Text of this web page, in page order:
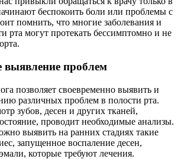
беспокоить боли или проблемы с
помнить, что многие заболевания и
рта могут протекать бессимптомно и не
выявление проблем
позволяет своевременно выявить и
различных проблем в полости рта.
зубов, десен и других тканей,
проводит необходимые анализы.
выявить на ранних стадиях такие
запущенное воспаление десен,
которые требуют лечения.